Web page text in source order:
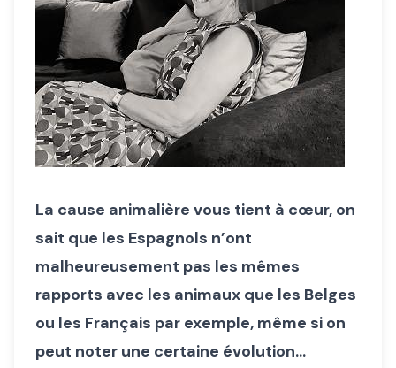
La cause animalière vous tient à cœur, on
sait que les Espagnols n’ont
malheureusement pas les mêmes
rapports avec les animaux que les Belges
ou les Français par exemple, même si on
peut noter une certaine évolution...